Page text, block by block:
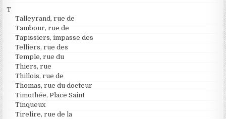
T
Talleyrand, rue de
Tambour, rue de
Tapissiers, impasse des
Telliers, rue des
Temple, rue du
Thiers, rue
Thillois, rue de
Thomas, rue du docteur
Timothée, Place Saint
Tinqueux
Tirelire, rue de la